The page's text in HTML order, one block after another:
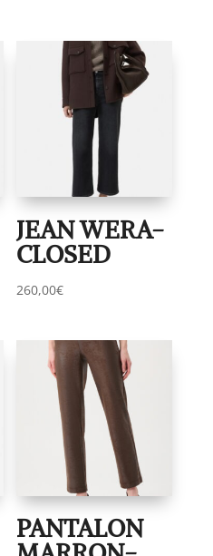
JEAN WERA-
CLOSED
260,00€
PANTALON